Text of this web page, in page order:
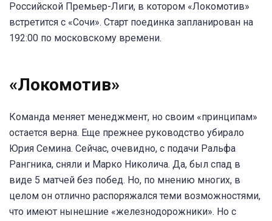
Российской Премьер-Лиги, в котором «Локомотив»
встретится с «Сочи». Старт поединка запланирован на
192:00 по московскому времени.
«Локомотив»
Команда меняет менеджмент, но своим «принципам»
остается верна. Еще прежнее руководство убирало
Юрия Семина. Сейчас, очевидно, с подачи Ральфа
Рангника, сняли и Марко Николича. Да, был спад в
виде 5 матчей без побед. Но, по мнению многих, в
целом он отлично распоряжался теми возможностями,
что имеют нынешние «железнодорожники». Но с